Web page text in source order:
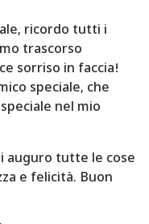
ricordo tutti i
trascorso
sorriso in faccia!
speciale, che
nel mio
auguro tutte le cose
e felicità. Buon